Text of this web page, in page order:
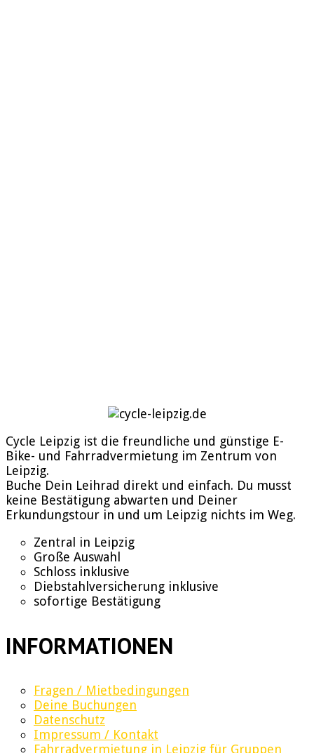
Cycle Leipzig ist die freundliche und günstige E-
Bike- und Fahrradvermietung im Zentrum von
Leipzig.
Buche Dein Leihrad direkt und einfach. Du musst
keine Bestätigung abwarten und Deiner
Erkundungstour in und um Leipzig nichts im Weg.
Zentral in Leipzig
Große Auswahl
Schloss inklusive
Diebstahlversicherung inklusive
sofortige Bestätigung
INFORMATIONEN
Fragen / Mietbedingungen
Deine Buchungen
Datenschutz
Impressum / Kontakt
Fahrradvermietung in Leipzig für Gruppen